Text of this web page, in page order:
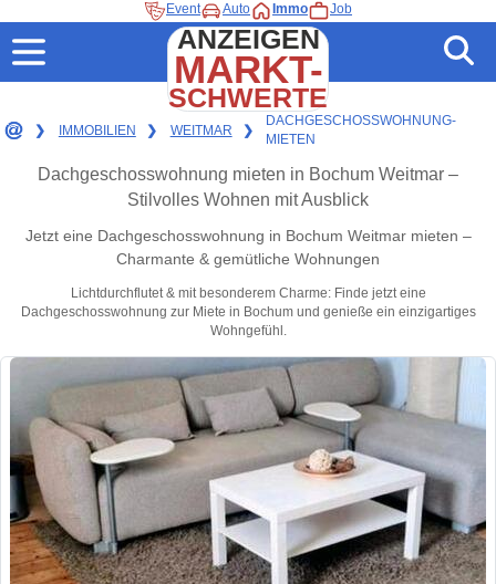
Event Auto Immo Job
ANZEIGEN
MARKT-
SCHWERTE
❯ IMMOBILIEN ❯ WEITMAR ❯
DACHGESCHOSSWOHNUNG-
MIETEN
Dachgeschosswohnung mieten in Bochum Weitmar –
Stilvolles Wohnen mit Ausblick
Jetzt eine Dachgeschosswohnung in Bochum Weitmar mieten –
Charmante & gemütliche Wohnungen
Lichtdurchflutet & mit besonderem Charme: Finde jetzt eine
Dachgeschosswohnung zur Miete in Bochum und genieße ein einzigartiges
Wohngefühl.